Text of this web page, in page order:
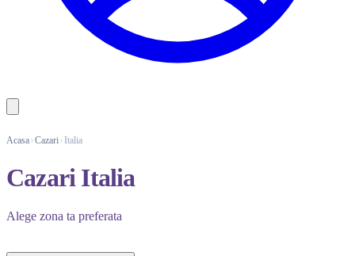
Acasa Cazari Italia
Cazari Italia
Alege zona ta preferata